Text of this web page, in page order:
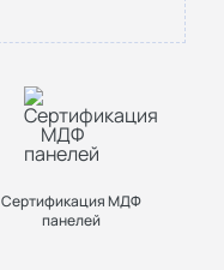
Сертификация МДФ
панелей